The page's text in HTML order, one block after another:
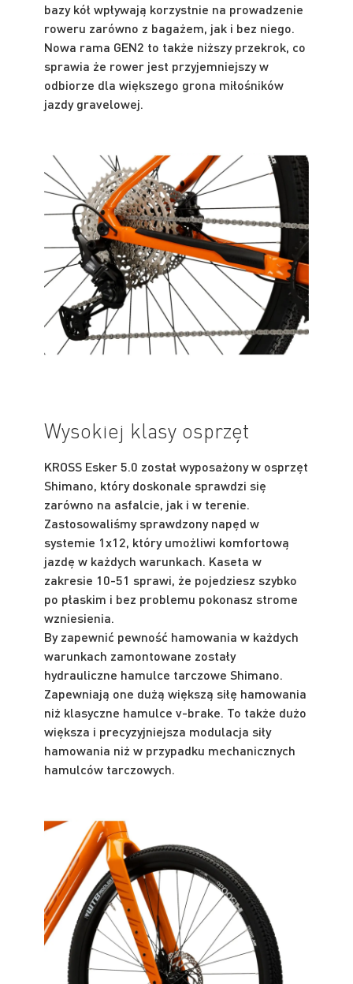
bazy kół wpływają korzystnie na prowadzenie
roweru zarówno z bagażem, jak i bez niego.
Nowa rama GEN2 to także niższy przekrok, co
sprawia że rower jest przyjemniejszy w
odbiorze dla większego grona miłośników
jazdy gravelowej.
Wysokiej klasy osprzęt
KROSS Esker 5.0 został wyposażony w osprzęt
Shimano, który doskonale sprawdzi się
zarówno na asfalcie, jak i w terenie.
Zastosowaliśmy sprawdzony napęd w
systemie 1x12, który umożliwi komfortową
jazdę w każdych warunkach. Kaseta w
zakresie 10-51 sprawi, że pojedziesz szybko
po płaskim i bez problemu pokonasz strome
wzniesienia.
By zapewnić pewność hamowania w każdych
warunkach zamontowane zostały
hydrauliczne hamulce tarczowe Shimano.
Zapewniają one dużą większą siłę hamowania
niż klasyczne hamulce v-brake. To także dużo
większa i precyzyjniejsza modulacja siły
hamowania niż w przypadku mechanicznych
hamulców tarczowych.